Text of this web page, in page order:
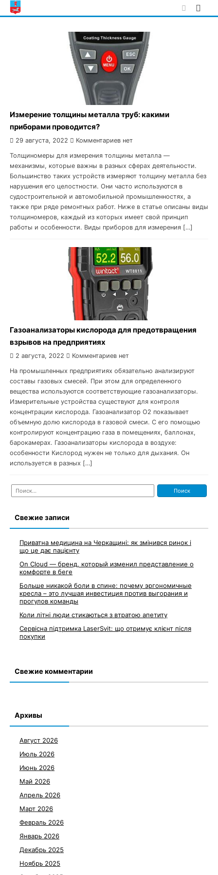
Skip
to
Измерение толщины металла труб: какими
приборами проводится?
29 августа, 2022 Комментариев нет
Толщиномеры для измерения толщины металла —
механизмы, которые важны в разных сферах деятельности.
Большинство таких устройств измеряют толщину металла без
нарушения его целостности. Они часто используются в
судостроительной и автомобильной промышленностях, а
также при ряде ремонтных работ. Ниже в статье описаны виды
толщиномеров, каждый из которых имеет свой принцип
работы и особенности. Виды приборов для измерения […]
Газоанализаторы кислорода для предотвращения
взрывов на предприятиях
2 августа, 2022 Комментариев нет
На промышленных предприятиях обязательно анализируют
составы газовых смесей. При этом для определенного
вещества используются соответствующие газоанализаторы.
Измерительные устройства существуют для контроля
концентрации кислорода. Газоанализатор О2 показывает
объемную долю кислорода в газовой смеси. С его помощью
контролируют концентрацию газа в помещениях, баллонах,
барокамерах. Газоанализаторы кислорода в воздухе:
особенности Кислород нужен не только для дыхания. Он
используется в разных […]
Найти:
Свежие записи
Приватна медицина на Черкащині: як змінився ринок і
що це дає пацієнту
On Cloud — бренд, который изменил представление о
комфорте в беге
Больше никакой боли в спине: почему эргономичные
кресла – это лучшая инвестиция против выгорания и
прогулов команды
Коли літні люди стикаються з втратою апетиту
Сервісна підтримка LaserSvit: що отримує клієнт після
покупки
Свежие комментарии
Архивы
Август 2026
Июль 2026
Июнь 2026
Май 2026
Апрель 2026
Март 2026
Февраль 2026
Январь 2026
Декабрь 2025
Ноябрь 2025